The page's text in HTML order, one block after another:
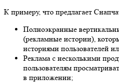
К примеру, что предлагает
Полноэкранные
(рекламные истории),
историями пользователей
Реклама с несколькими
пользователям
в приложении;